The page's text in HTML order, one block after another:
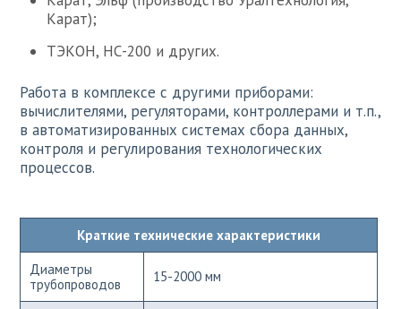
Карат);
ТЭКОН, НС-200 и других.
Работа в комплексе с другими приборами:
вычислителями, регуляторами, контроллерами и т.п.,
в автоматизированных системах сбора данных,
контроля и регулирования технологических
процессов.
Краткие технические характеристики
Диаметры
трубопроводов
15-2000 мм